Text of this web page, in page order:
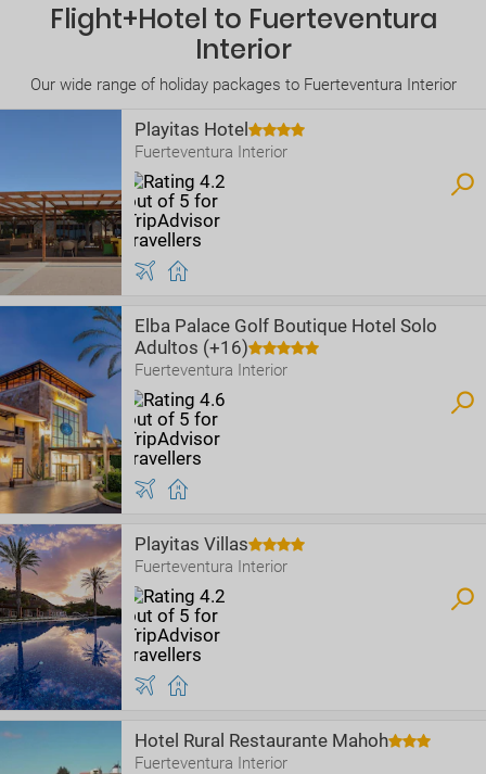
Flight+Hotel to Fuerteventura
Interior
Our wide range of holiday packages to Fuerteventura Interior
Playitas Hotel
Fuerteventura Interior
Elba Palace Golf Boutique Hotel Solo
Adultos (+16)
Fuerteventura Interior
Playitas Villas
Fuerteventura Interior
Hotel Rural Restaurante Mahoh
Fuerteventura Interior